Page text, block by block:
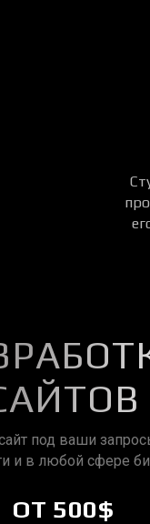
под ваши
и в любой сфере
ОТ 500$